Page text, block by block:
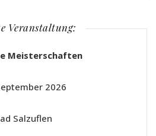
Veranstaltung:
Meisterschaften
2026
Salzuflen